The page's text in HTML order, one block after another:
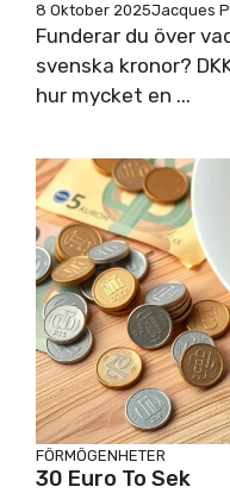
8 Oktober 2025Jacques
Funderar du över
svenska kronor?
hur mycket en ...
FÖRMÖGENHETER
30 Euro To Sek